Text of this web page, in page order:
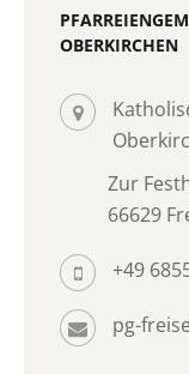
OBERKIRCHEN
Zur
66629
+49
pg-